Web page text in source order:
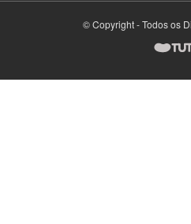
© Copyright - Todos os